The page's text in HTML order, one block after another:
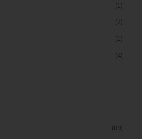
(1)
(2)
(1)
(4)
(89)